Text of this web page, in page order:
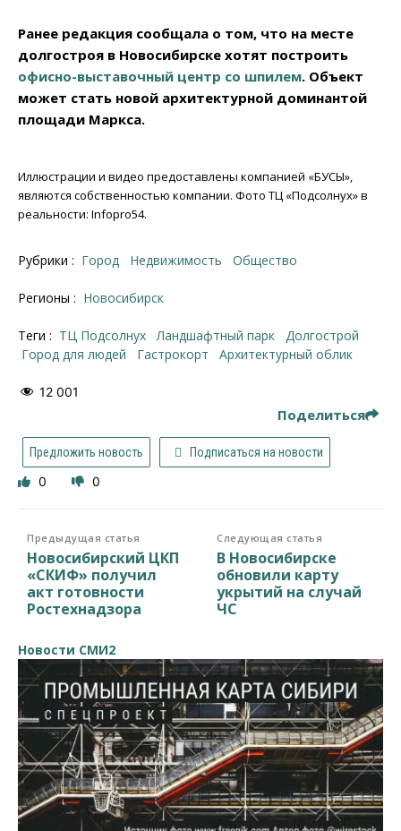
Ранее редакция сообщала о том, что на месте
долгостроя в Новосибирске хотят построить
офисно-выставочный центр со шпилем. Объект
может стать новой архитектурной доминантой
площади Маркса.
Иллюстрации и видео предоставлены компанией «БУСЫ»,
являются собственностью компании. Фото ТЦ «Подсолнух» в
реальности: Infopro54.
Рубрики : Город Недвижимость Общество
Регионы : Новосибирск
Теги : ТЦ Подсолнух ландшафтный парк
долгострой
Город для людей
гастрокорт архитектурный облик
12 001
Поделиться
Предложить новость Подписаться на новости
0 0
Предыдущая статья
Новосибирский ЦКП
«СКИФ» получил
акт готовности
Ростехнадзора
Следующая статья
В Новосибирске
обновили карту
укрытий на случай
ЧС
Новости СМИ2